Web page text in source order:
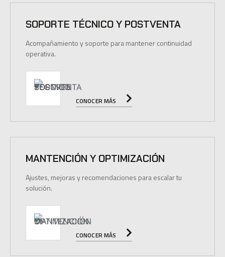
SOPORTE TÉCNICO Y POSTVENTA
Acompañamiento y soporte para mantener continuidad
operativa.
CONOCER MÁS
MANTENCIÓN Y OPTIMIZACIÓN
Ajustes, mejoras y recomendaciones para escalar tu
solución.
CONOCER MÁS